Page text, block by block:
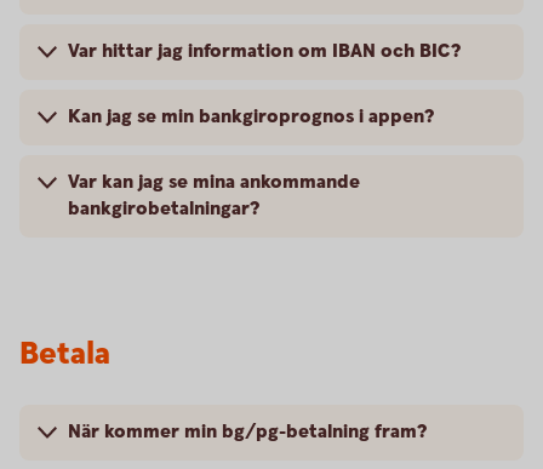
Var hittar jag information om IBAN och BIC?
Kan jag se min bankgiroprognos i appen?
Var kan jag se mina ankommande
bankgirobetalningar?
Betala
När kommer min bg/pg-betalning fram?